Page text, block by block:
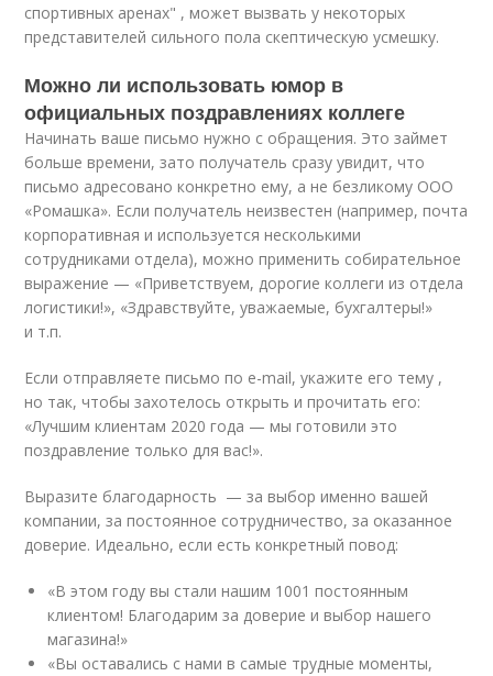
спортивных аренах" , может вызвать у некоторых
представителей сильного пола скептическую усмешку.
Можно ли использовать юмор в
официальных поздравлениях коллеге
Начинать ваше письмо нужно с обращения. Это займет
больше времени, зато получатель сразу увидит, что
письмо адресовано конкретно ему, а не безликому ООО
«Ромашка». Если получатель неизвестен (например, почта
корпоративная и используется несколькими
сотрудниками отдела), можно применить собирательное
выражение — «Приветствуем, дорогие коллеги из отдела
логистики!», «Здравствуйте, уважаемые, бухгалтеры!»
и т.п.
Если отправляете письмо по e-mail, укажите его тему ,
но так, чтобы захотелось открыть и прочитать его:
«Лучшим клиентам 2020 года — мы готовили это
поздравление только для вас!».
Выразите благодарность — за выбор именно вашей
компании, за постоянное сотрудничество, за оказанное
доверие. Идеально, если есть конкретный повод:
«В этом году вы стали нашим 1001 постоянным
клиентом! Благодарим за доверие и выбор нашего
магазина!»
«Вы оставались с нами в самые трудные моменты,